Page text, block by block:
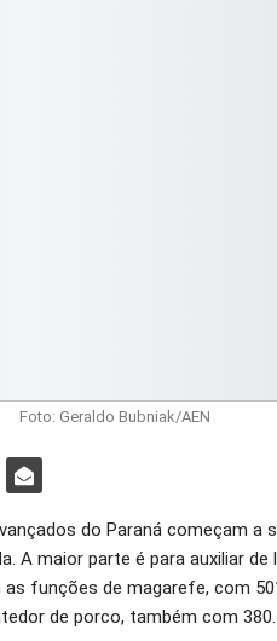
Foto: Geraldo Bubniak/AEN
do Paraná começam a
A maior parte é para auxiliar de
funções de magarefe, com
de porco, também com 380.